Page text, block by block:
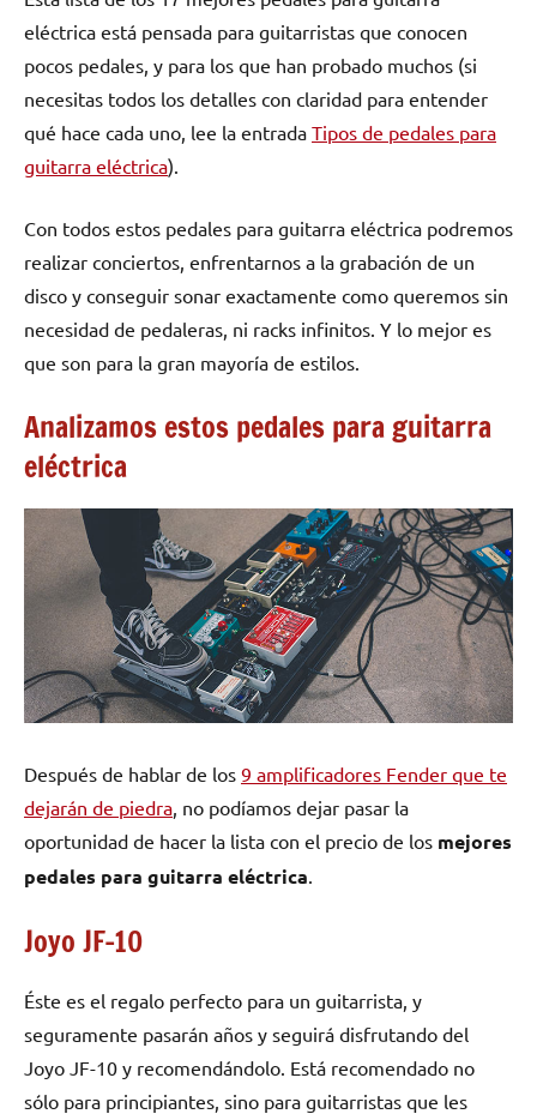
eléctrica está pensada para guitarristas que conocen
pocos pedales, y para los que han probado muchos (si
necesitas todos los detalles con claridad para entender
qué hace cada uno, lee la entrada Tipos de pedales para
guitarra eléctrica).
Con todos estos pedales para guitarra eléctrica podremos
realizar conciertos, enfrentarnos a la grabación de un
disco y conseguir sonar exactamente como queremos sin
necesidad de pedaleras, ni racks infinitos. Y lo mejor es
que son para la gran mayoría de estilos.
Analizamos estos pedales para guitarra
eléctrica
Después de hablar de los 9 amplificadores Fender que te
dejarán de piedra , no podíamos dejar pasar la
oportunidad de hacer la lista con el precio de los mejores
pedales para guitarra eléctrica
Joyo JF-10
Éste es el regalo perfecto para un guitarrista, y
seguramente pasarán años y seguirá disfrutando del
Joyo JF-10 y recomendándolo. Está recomendado no
sólo para principiantes, sino para guitarristas que les